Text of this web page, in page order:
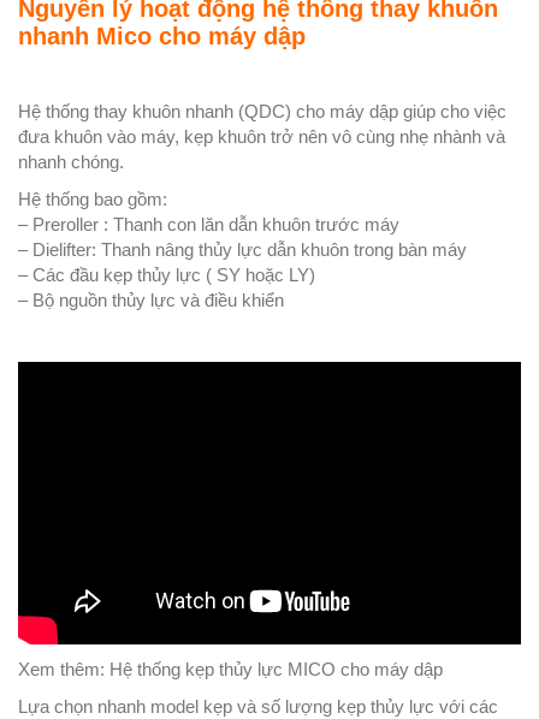
Nguyên lý hoạt động hệ thống thay khuôn
nhanh Mico cho máy dập
Hệ thống thay khuôn nhanh (QDC) cho máy dập giúp cho việc
đưa khuôn vào máy, kẹp khuôn trở nên vô cùng nhẹ nhành và
nhanh chóng.
Hệ thống bao gồm:
– Preroller : Thanh con lăn dẫn khuôn trước máy
– Dielifter: Thanh nâng thủy lực dẫn khuôn trong bàn máy
– Các đầu kẹp thủy lực ( SY hoặc LY)
– Bộ nguồn thủy lực và điều khiển
Xem thêm: Hệ thống kẹp thủy lực MICO cho máy dập
Lựa chọn nhanh model kẹp và số lượng kẹp thủy lực với các